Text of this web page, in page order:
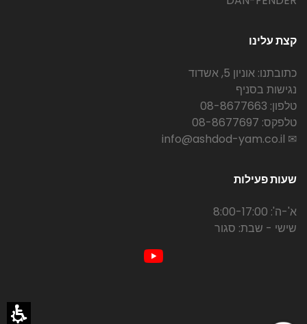
קצת עלינו
כתובתנו: אוניון 5, אשדוד
נגישות בסניף
טלפון: 08-8677663
טלפקס: 08-8677697
✉ info@ashdod-yam.co.il
שעות פעילות
א'-ה': 8:00-17:00
שישי - שבת: סגור